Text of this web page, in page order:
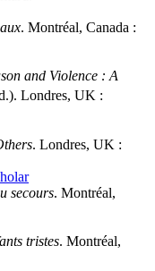
. Montréal, Canada :
and Violence : A
Londres, UK :
. Londres, UK :
secours. Montréal,
tristes. Montréal,